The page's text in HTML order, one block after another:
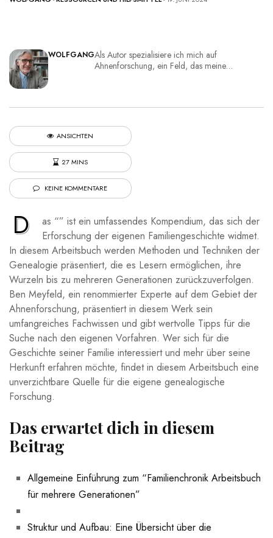
Familie über mehrere Generationen mit diesem
WOLFGANGAls Autor spezialisiere ich mich auf
Ahnenforschung, ein Feld, das meine…
ANSICHTEN
27 MINS
KEINE KOMMENTARE
D
as “” ist ein ⁣umfassendes Kompendium, das sich der
Erforschung der eigenen Familiengeschichte widmet.
In diesem Arbeitsbuch werden ⁣Methoden und Techniken‍ der
Genealogie präsentiert, die ‍es Lesern ermöglichen, ihre⁢
Wurzeln bis zu⁤ mehreren Generationen zurückzuverfolgen.
Ben Meyfeld,⁢ ein renommierter Experte auf⁤ dem ⁤Gebiet der
Ahnenforschung, präsentiert in⁢ diesem Werk sein
umfangreiches Fachwissen und gibt wertvolle Tipps für ‌die
Suche nach den eigenen Vorfahren. ‌Wer ‌sich für die
Geschichte ⁣seiner Familie interessiert und mehr über seine
Herkunft erfahren ‌möchte, findet in diesem Arbeitsbuch ⁤eine
unverzichtbare Quelle für die eigene‌ genealogische
Forschung.
Das ⁢erwartet dich ⁣in diesem
Beitrag
Allgemeine ‍Einführung zum “Familienchronik Arbeitsbuch
für mehrere Generationen”
Struktur und​ Aufbau: Eine Übersicht über die